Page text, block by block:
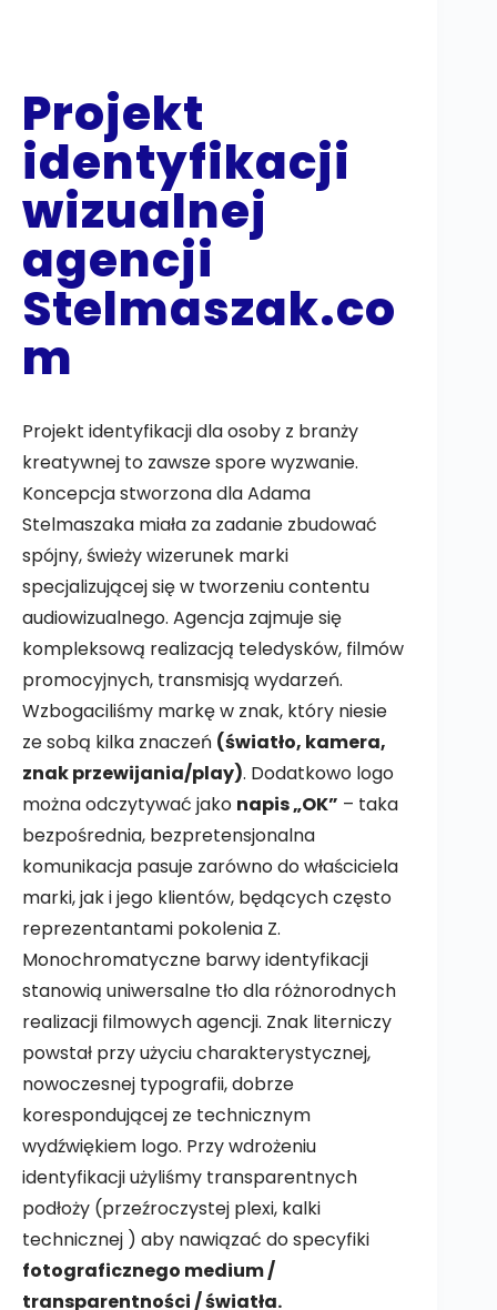
Projekt
identyfikacji
wizualnej
agencji
Stelmaszak.co
m
Projekt identyfikacji dla osoby z branży
kreatywnej to zawsze spore wyzwanie.
Koncepcja stworzona dla Adama
Stelmaszaka miała za zadanie zbudować
spójny, świeży wizerunek marki
specjalizującej się w tworzeniu contentu
audiowizualnego. Agencja zajmuje się
kompleksową realizacją teledysków, filmów
promocyjnych, transmisją wydarzeń.
Wzbogaciliśmy markę w znak, który niesie
ze sobą kilka znaczeń (światło, kamera,
znak przewijania/play). Dodatkowo logo
można odczytywać jako napis „OK” – taka
bezpośrednia, bezpretensjonalna
komunikacja pasuje zarówno do właściciela
marki, jak i jego klientów, będących często
reprezentantami pokolenia Z.
Monochromatyczne barwy identyfikacji
stanowią uniwersalne tło dla różnorodnych
realizacji filmowych agencji. Znak literniczy
powstał przy użyciu charakterystycznej,
nowoczesnej typografii, dobrze
korespondującej ze technicznym
wydźwiękiem logo. Przy wdrożeniu
identyfikacji użyliśmy transparentnych
podłoży (przeźroczystej plexi, kalki
technicznej ) aby nawiązać do specyfiki
fotograficznego medium /
transparentności / światła.